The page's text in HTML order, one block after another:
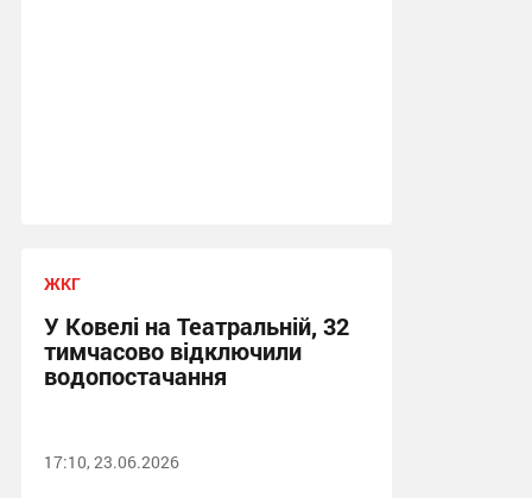
ЖКГ
У Ковелі на Театральній, 32
тимчасово відключили
водопостачання
17:10, 23.06.2026